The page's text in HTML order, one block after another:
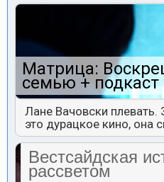
Матрица:
семью + подкаст
Лане Вачовски плевать.
это дурацкое кино, она
Вестсайдская
рассветом